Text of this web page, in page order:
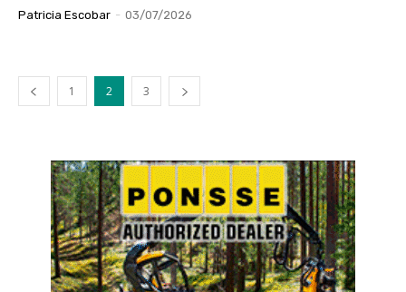
Patricia Escobar - 03/07/2026
1 2 3